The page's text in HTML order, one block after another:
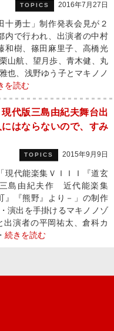
TOPICS 2016年7月27日
勇士」制作発表会見が２
内で行われ、出演者の中村
和樹、篠田麻里子、高橋光
山航、望月歩、青木健、丸
也、浅野ゆう子とマキノノ
を読む
代版三島由紀夫舞台出
はならないので、すみ
TOPICS 2015年9月9日
代能楽集ＶＩＩＩ『道玄
島由紀夫作 近代能楽集
』『熊野』より－」の制作
演出を手掛けるマキノノゾ
出演者の平岡祐太、倉科カ
続きを読む